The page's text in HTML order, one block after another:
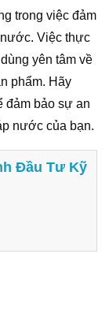
trong việc đảm
nước. Việc thực
yên tâm về
phẩm. Hãy
đảm bảo sự an
nước của bạn.
Đầu Tư Kỹ